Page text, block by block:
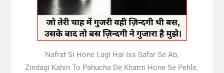
Nafrat Si Hone Lagi Hai Iss Safar Se Ab,
Zindagi Kahin To Pahucha De Khatm Hone Se Pehle.